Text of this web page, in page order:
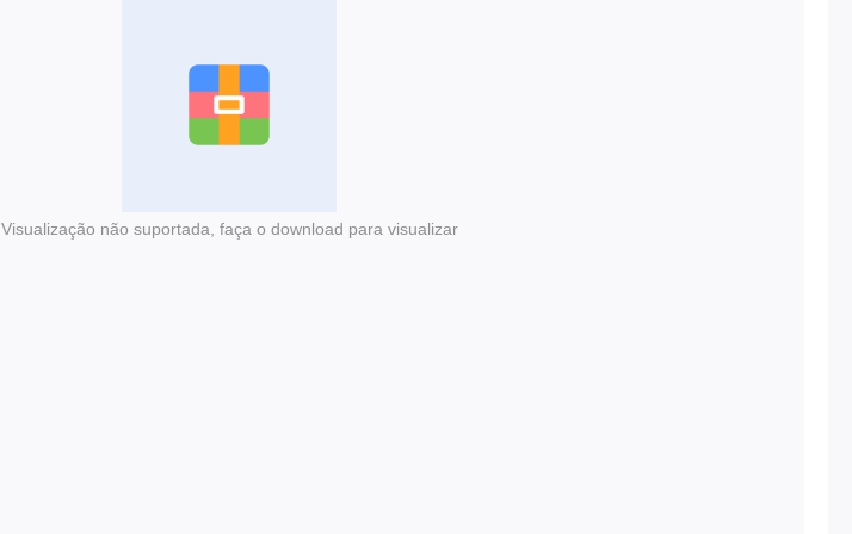
Visualização não suportada, faça o download para visualizar